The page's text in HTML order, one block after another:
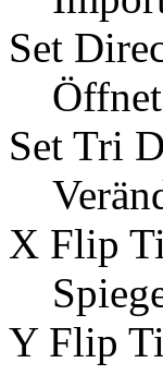
Set
Set Tri
X Flip
Y Flip